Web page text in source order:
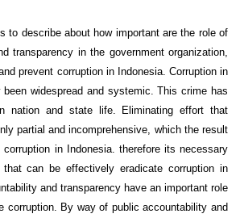
to describe about how important are the role of
transparency in the government organization,
prevent corruption in Indonesia. Corruption in
been widespread and systemic. This crime has
nation and state life. Eliminating effort that
partial and incomprehensive, which the result
in Indonesia. therefore its necessary
can be effectively eradicate corruption in
and transparency have an important role
corruption. By way of public accountability and